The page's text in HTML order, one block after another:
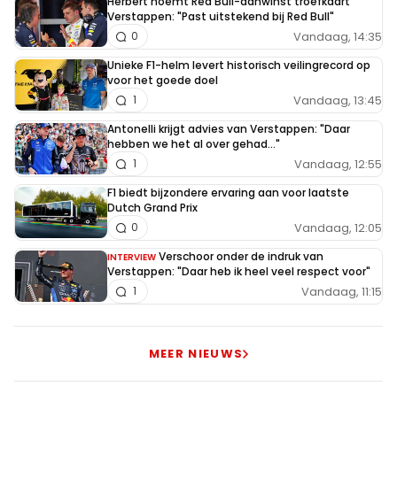
Verstappen: "Past uitstekend bij Red Bull"
Vandaag, 14:35
0
Unieke F1-helm levert historisch veilingrecord op
voor het goede doel
Vandaag, 13:45
1
Antonelli krijgt advies van Verstappen: "Daar
hebben we het al over gehad..."
Vandaag, 12:55
1
F1 biedt bijzondere ervaring aan voor laatste
Dutch Grand Prix
Vandaag, 12:05
0
INTERVIEW Verschoor onder de indruk van
Verstappen: "Daar heb ik heel veel respect voor"
Vandaag, 11:15
1
MEER NIEUWS